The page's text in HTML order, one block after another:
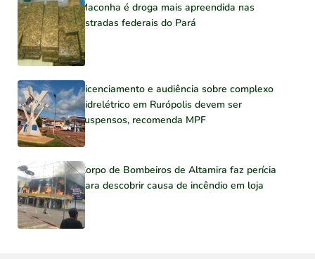
Maconha é droga mais apreendida nas
estradas federais do Pará
Licenciamento e audiência sobre complexo
hidrelétrico em Rurópolis devem ser
suspensos, recomenda MPF
Corpo de Bombeiros de Altamira faz perícia
para descobrir causa de incêndio em loja